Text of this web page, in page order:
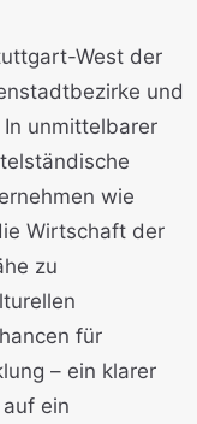
West der
und
unmittelbarer
wie
Wirtschaft der
zu
für
– ein klarer
ein